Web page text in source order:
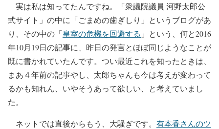
実は私は知ってたんですね。「衆議院議員 河野太郎公
式サイト」の中に「ごまめの歯ぎしり」というブログがあ
り、その中の「皇室の危機を回避する 」という、何と2016
年10月19日の記事に、昨日の発言とほぼ同じようなことが
既に書かれていたんです。つい最近これを知ったときは、
まあ４年前の記事やし、太郎ちゃんも今は考えが変わって
るかも知れん、いやそうあって欲しい、と考えていまし
た。
ネットでは直後からもう、大騒ぎです。 有本香さんのツ